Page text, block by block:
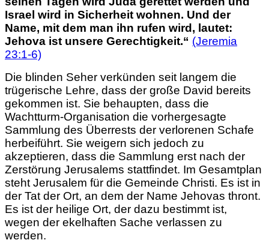
Israel wird in Sicherheit wohnen. Und der
Name, mit dem man ihn rufen wird, lautet:
Jehova ist unsere Gerechtigkeit.“ (Jeremia
23:1-6)
Die blinden Seher verkünden seit langem die
trügerische Lehre, dass der große David bereits
gekommen ist. Sie behaupten, dass die
Wachtturm-Organisation die vorhergesagte
Sammlung des Überrests der verlorenen Schafe
herbeiführt. Sie weigern sich jedoch zu
akzeptieren, dass die Sammlung erst nach der
Zerstörung Jerusalems stattfindet. Im Gesamtplan
steht Jerusalem für die Gemeinde Christi. Es ist in
der Tat der Ort, an dem der Name Jehovas thront.
Es ist der heilige Ort, der dazu bestimmt ist,
wegen der ekelhaften Sache verlassen zu
werden.